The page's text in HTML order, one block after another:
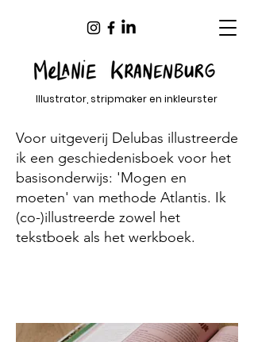
Illustrator, stripmaker en inkleurster
Voor uitgeverij Delubas illustreerde
ik een geschiedenisboek voor het
basisonderwijs: 'Mogen en
moeten' van methode Atlantis. Ik
(co-)illustreerde zowel het
tekstboek als het werkboek.